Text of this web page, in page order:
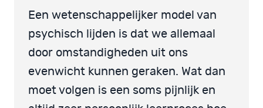
Een wetenschappelijker model van
psychisch lijden is dat we allemaal
door omstandigheden uit ons
evenwicht kunnen geraken. Wat dan
moet volgen is een soms pijnlijk en